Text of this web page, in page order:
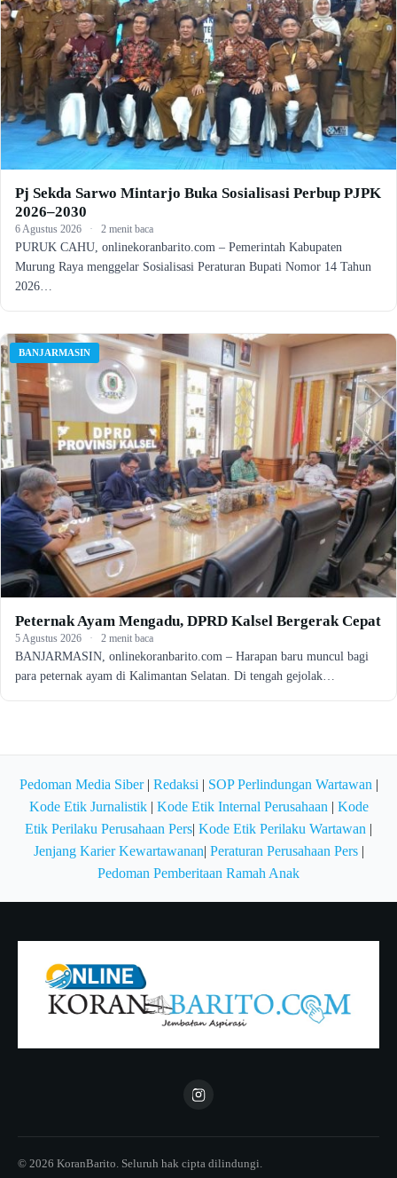
Pj Sekda Sarwo Mintarjo Buka Sosialisasi Perbup PJPK
2026–2030
6 Agustus 2026 · 2 menit baca
PURUK CAHU, onlinekoranbarito.com – Pemerintah Kabupaten
Murung Raya menggelar Sosialisasi Peraturan Bupati Nomor 14 Tahun
2026…
BANJARMASIN
Peternak Ayam Mengadu, DPRD Kalsel Bergerak Cepat
5 Agustus 2026 · 2 menit baca
BANJARMASIN, onlinekoranbarito.com – Harapan baru muncul bagi
para peternak ayam di Kalimantan Selatan. Di tengah gejolak…
Pedoman Media Siber| Redaksi | SOP Perlindungan Wartawan |
Kode Etik Jurnalistik| Kode Etik Internal Perusahaan | Kode
Etik Perilaku Perusahaan Pers| Kode Etik Perilaku Wartawan |
Jenjang Karier Kewartawanan| Peraturan Perusahaan Pers|
Pedoman Pemberitaan Ramah Anak
© 2026 KoranBarito. Seluruh hak cipta dilindungi.